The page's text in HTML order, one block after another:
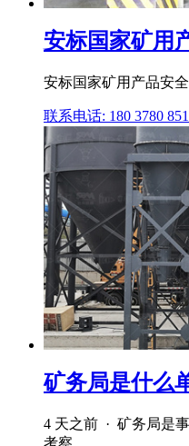
安标国家矿用
安标国家矿用产品安
联系电话: 180 3780
矿务局是什么
4 天之前 · 矿务局是
考察 .